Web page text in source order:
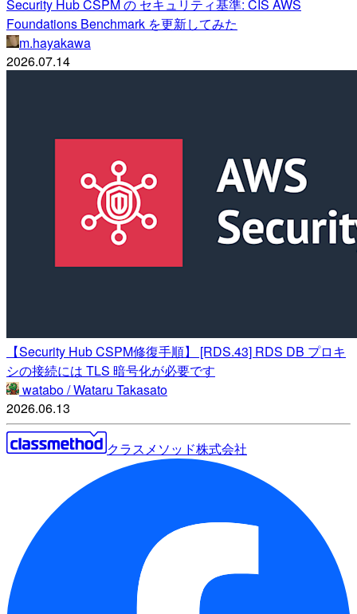
Security Hub CSPM の セキュリティ基準: CIS AWS
Foundations Benchmark を更新してみた
m.hayakawa
2026.07.14
【Security Hub CSPM修復手順】 [RDS.43] RDS DB プロキ
シの接続には TLS 暗号化が必要です
watabo / Wataru Takasato
2026.06.13
クラスメソッド株式会社